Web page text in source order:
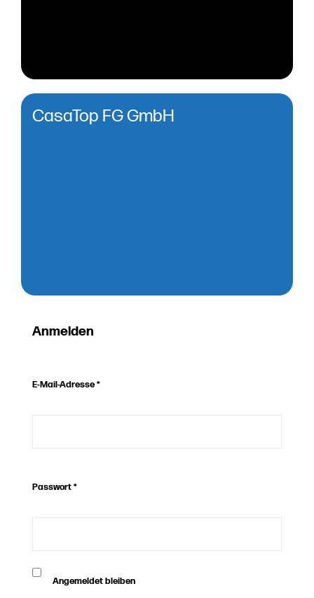
CasaTop FG GmbH
Anmelden
E-Mail-Adresse*
Passwort*
Angemeldet bleiben